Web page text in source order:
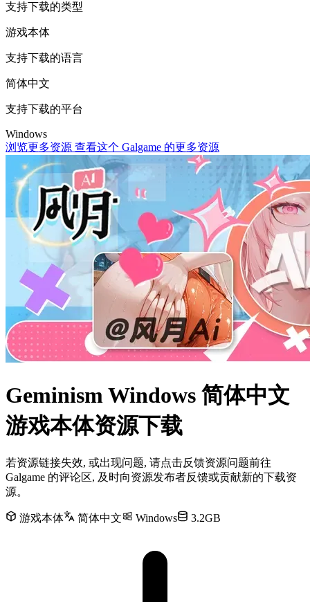
支持下载的类型
游戏本体
支持下载的语言
简体中文
支持下载的平台
Windows
浏览更多资源 查看这个 Galgame 的更多资源
Geminism Windows 简体中文
游戏本体资源下载
若资源链接失效, 或出现问题, 请点击反馈资源问题前往
Galgame 的评论区, 及时向资源发布者反馈或贡献新的下载资
源。
游戏本体 简体中文 Windows 3.2GB